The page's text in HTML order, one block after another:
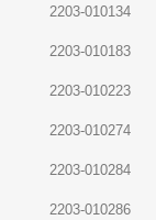
2203-010134
2203-010183
2203-010223
2203-010274
2203-010284
2203-010286